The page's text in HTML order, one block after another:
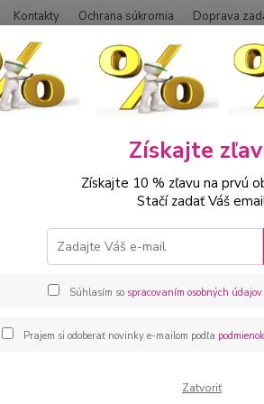
Kontakty Ochrana súkromia Doprava
Hľadať
Kojenecké oblečenie na krst
elegantná 5
Získajte
Získajte 10 % zľavu na prvú
Stačí zadať Váš
Súhlasím so spracovaním osobných údajov
Prajem si odoberať novinky e-mailom podľa
Zatvoriť